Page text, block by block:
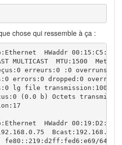
chose qui ressemble à ça :
HWaddr
MULTICAST  MTU:1500
erreurs:0 :0 overruns:0
errors:0 dropped:0
lg file transmission:1000
(0.0 b) Octets transmis:0
HWaddr
fe80::219:d2ff:fed6:e69/64